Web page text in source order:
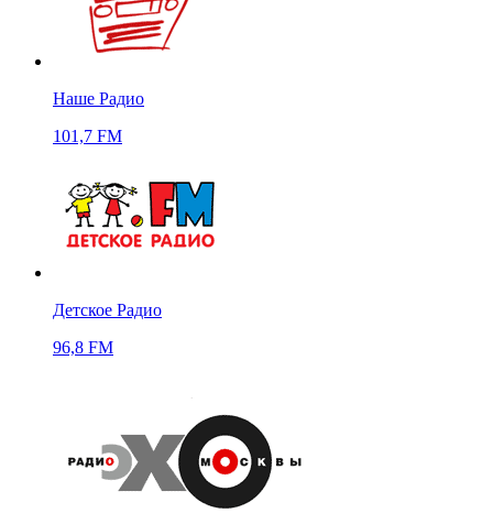
Наше Радио
101,7 FM
Детское Радио
96,8 FM